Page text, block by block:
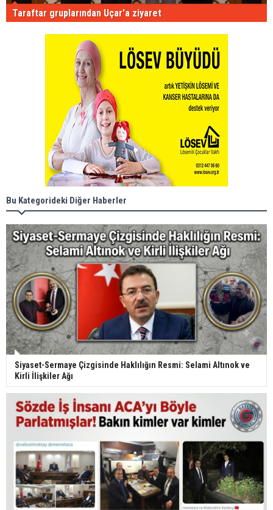
Taraftar gruplarından Uçar'a ziyaret
Bu Kategorideki Diğer Haberler
Siyaset-Sermaye Çizgisinde Haklılığın Resmi: Selami Altınok ve
Kirli İlişkiler Ağı